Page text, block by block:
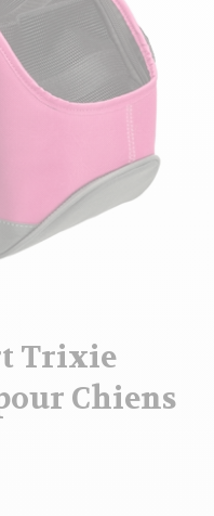
Trixie
Chiens